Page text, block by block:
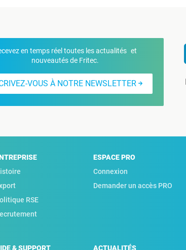
en temps réel toutes les actualités et
nouveautés de Fritec.
VOUS À NOTRE NEWSLETTER
RSE
ESPACE PRO
Connexion
Demander un accès PRO
& SUPPORT ACTUALITÉS